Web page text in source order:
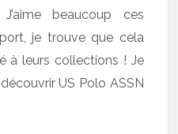
beaucoup ces
je trouve que cela
à leurs collections ! Je
US Polo ASSN